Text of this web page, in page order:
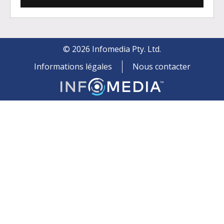
© 2026 Infomedia Pty. Ltd.
Informations légales
Nous contacter